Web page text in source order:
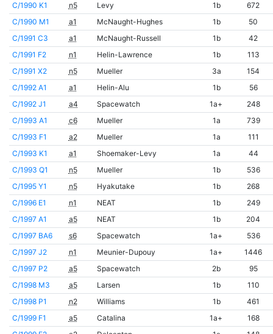
C/1990 K1
n5 Levy 1b
672
C/1990 M1
a1 McNaught-Hughes 1b
50
C/1991 C3
a1 McNaught-Russell 1b
42
C/1991 F2
n1 Helin-Lawrence 1b
113
C/1991 X2
n5 Mueller 3a
154
C/1992 A1
a1 Helin-Alu 1b
56
C/1992 J1
a4 Spacewatch 1a+
248
C/1993 A1
c6 Mueller 1a
739
C/1993 F1
a2 Mueller 1a
111
C/1993 K1
a1 Shoemaker-Levy 1a
44
C/1993 Q1
n5 Mueller 1b
536
C/1995 Y1
n5 Hyakutake 1b
268
C/1996 E1
n1 NEAT 1b
249
C/1997 A1
a5 NEAT 1b
204
C/1997 BA6
s6 Spacewatch 1a+
536
C/1997 J2
n1 Meunier-Dupouy 1a+
1446
C/1997 P2
a5 Spacewatch 2b
95
C/1998 M3
a5 Larsen 1b
110
C/1998 P1
n2 Williams 1b
461
C/1999 F1
a5 Catalina 1a+
168